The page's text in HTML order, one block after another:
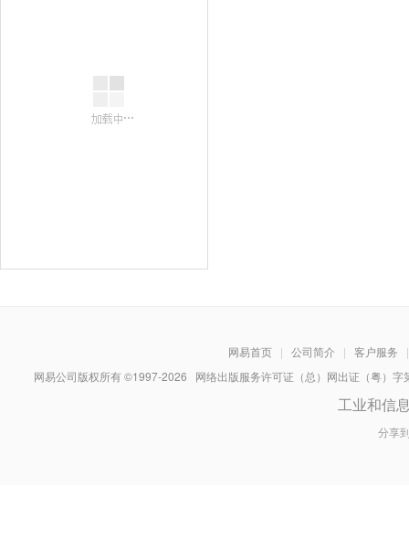
网易首页 | 公司简介 | 客户服务
|
网易公司版权所有 ©1997-2026 网络出版服务许可证（总）网出证（粤）
工业和信
分享